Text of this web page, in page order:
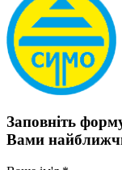
Заповніть
Вами